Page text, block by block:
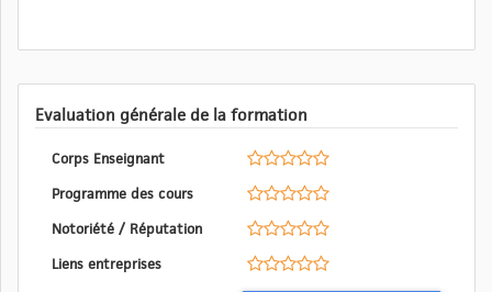
Evaluation générale de la formation
Corps Enseignant
Programme des cours
Notoriété / Réputation
Liens entreprises